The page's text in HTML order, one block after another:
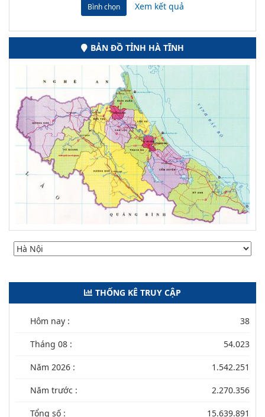
Bình chọn Xem kết quả
BẢN ĐỒ TỈNH HÀ TĨNH
THỐNG KÊ TRUY CẬP
Hôm nay : 38
Tháng 08 : 54.023
Năm 2026 : 1.542.251
Năm trước : 2.270.356
Tổng số : 15.639.891